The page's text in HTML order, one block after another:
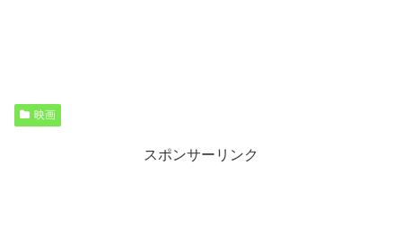
映画
スポンサーリンク